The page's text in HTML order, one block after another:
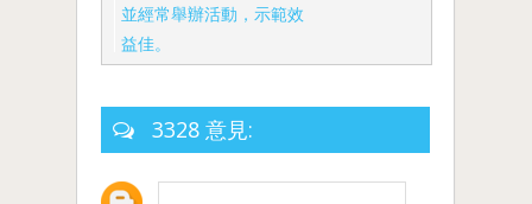
並經常舉辦活動，示範效
益佳。
3328 意見: